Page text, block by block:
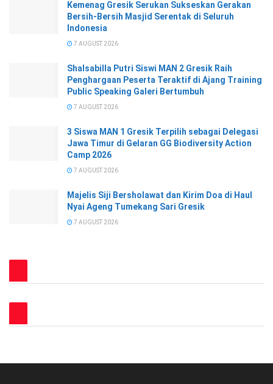
Kemenag Gresik Serukan Sukseskan Gerakan
Bersih-Bersih Masjid Serentak di Seluruh
Indonesia
7 AUGUST 2026
Shalsabilla Putri Siswi MAN 2 Gresik Raih
Penghargaan Peserta Teraktif di Ajang Training
Public Speaking Galeri Bertumbuh
7 AUGUST 2026
3 Siswa MAN 1 Gresik Terpilih sebagai Delegasi
Jawa Timur di Gelaran GG Biodiversity Action
Camp 2026
7 AUGUST 2026
Majelis Siji Bersholawat dan Kirim Doa di Haul
Nyai Ageng Tumekang Sari Gresik
7 AUGUST 2026